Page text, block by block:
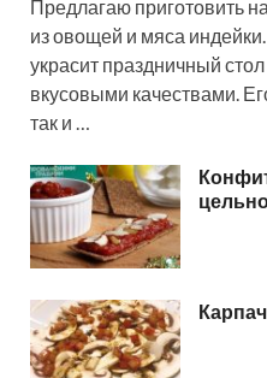
Предлагаю приготовить
из овощей и мяса
украсит праздничный
вкусовыми качествами.
так и …